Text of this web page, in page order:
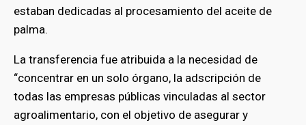
estaban dedicadas al procesamiento del aceite de
palma.
La transferencia fue atribuida a la necesidad de
“concentrar en un solo órgano, la adscripción de
todas las empresas públicas vinculadas al sector
agroalimentario, con el objetivo de asegurar y